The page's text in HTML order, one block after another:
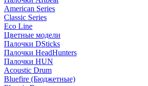
American Series
Classic Series
Eco Line
Цветные модели
Палочки DSticks
Палочки HeadHunters
Палочки HUN
Acoustic Drum
Bluefire (Бюджетные)